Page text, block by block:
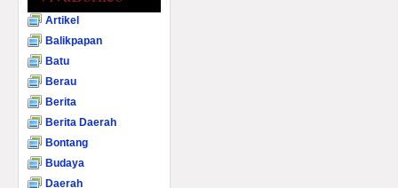
Artikel
Balikpapan
Batu
Berau
Berita
Berita Daerah
Bontang
Budaya
Daerah